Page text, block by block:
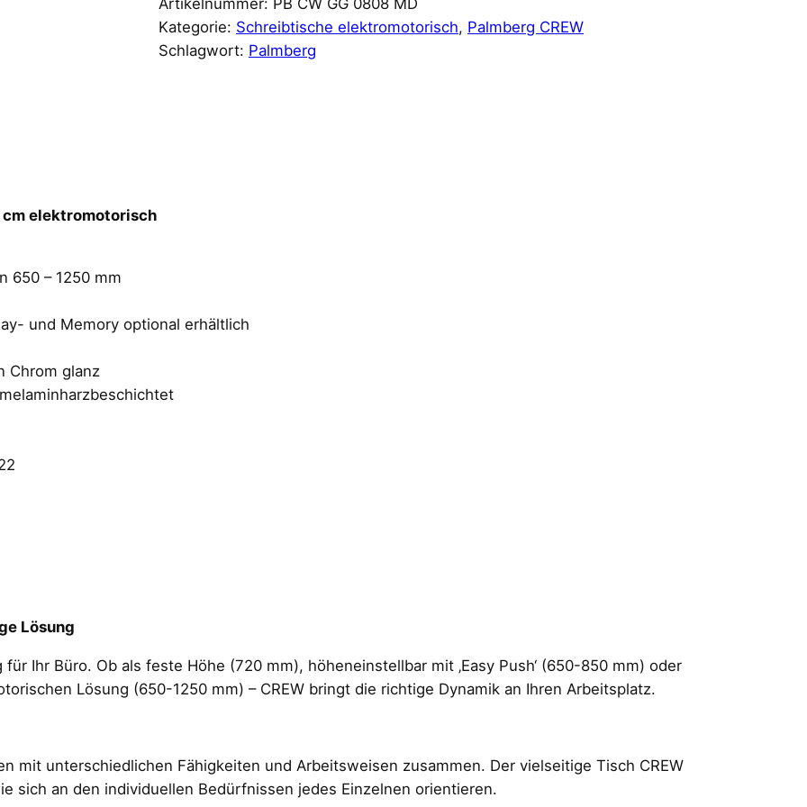
Kategorie: Schreibtische elektromotorisch, Palmberg CREW
Schlagwort: Palmberg
elektromotorisch
650 – 1250 mm
und Memory optional erhältlich
Chrom glanz
Lösung
Ihr Büro. Ob als feste Höhe (720 mm), höheneinstellbar mit ‚Easy Push‘ (650-850 mm) oder
Lösung (650-1250 mm) – CREW bringt die richtige Dynamik an Ihren Arbeitsplatz.
mit unterschiedlichen Fähigkeiten und Arbeitsweisen zusammen. Der vielseitige Tisch CREW
sich an den individuellen Bedürfnissen jedes Einzelnen orientieren.